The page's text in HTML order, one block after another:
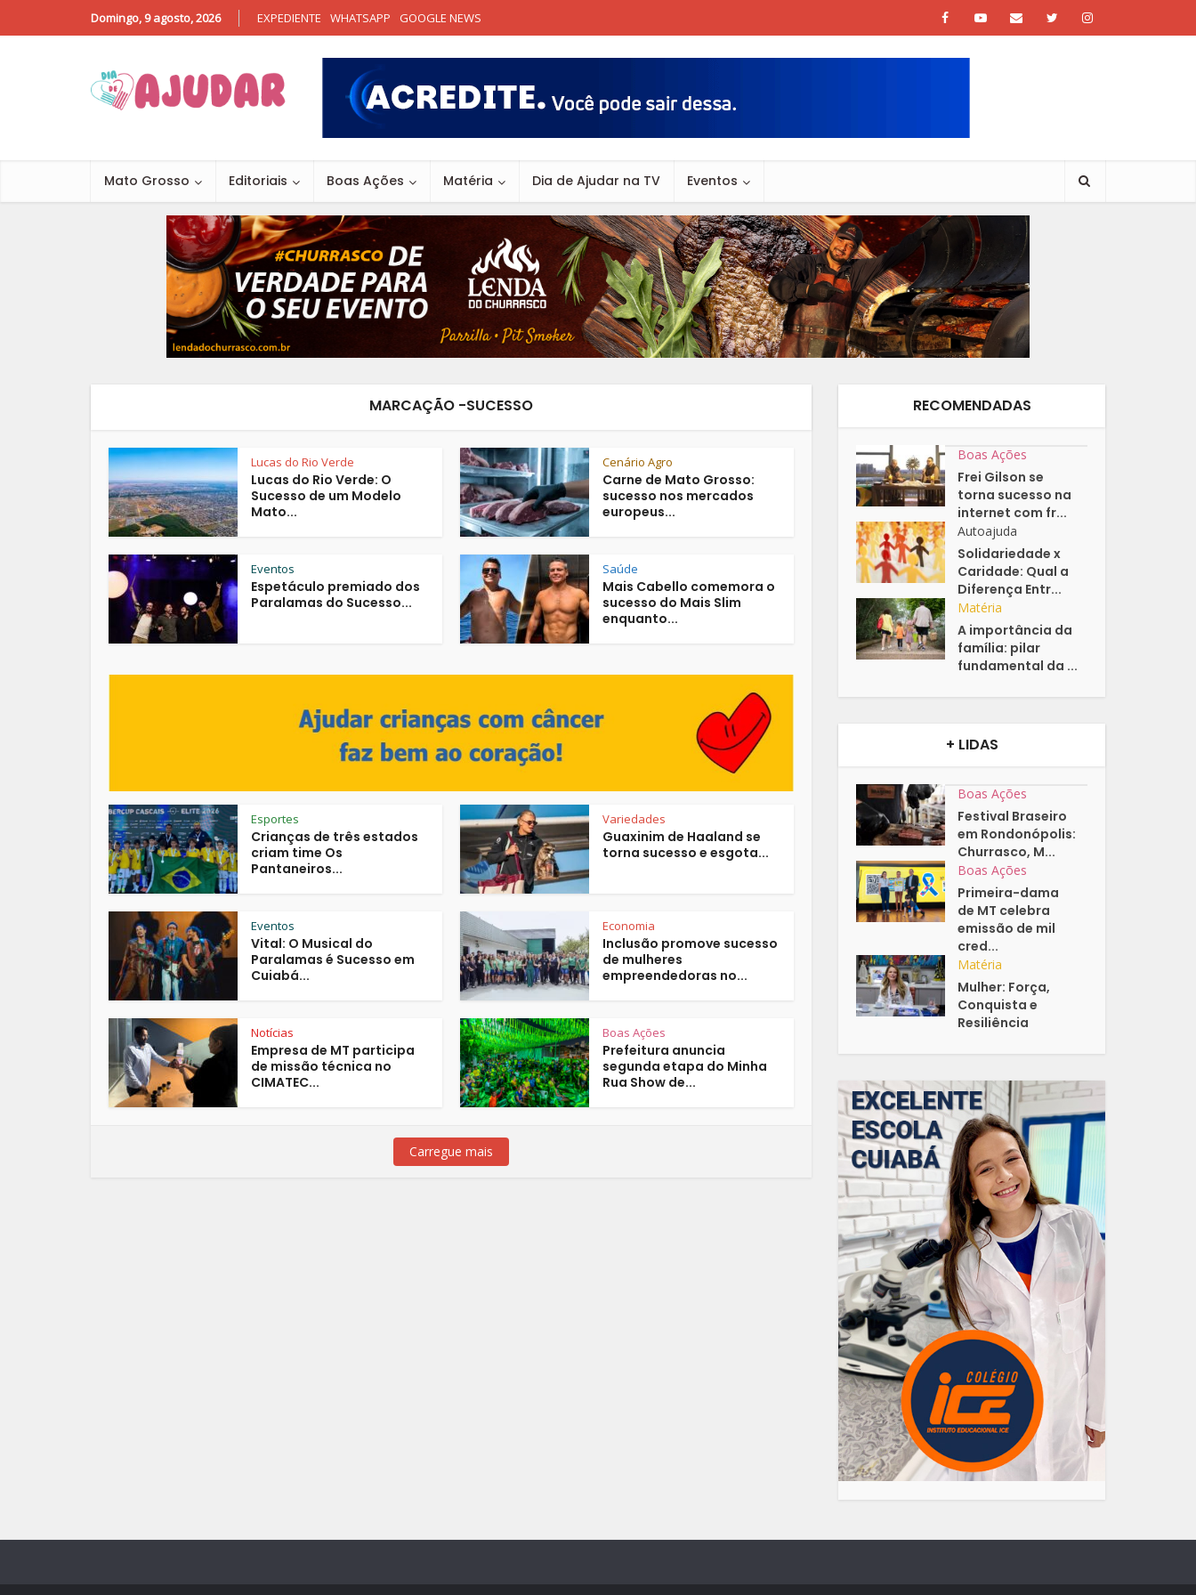
Domingo, 9 agosto, 2026 EXPEDIENTE WHATSAPP GOOGLE NEWS
Mato Grosso Editoriais Boas Ações Matéria Dia de Ajudar na TV Eventos
MARCAÇÃO -SUCESSO
Lucas do Rio Verde
Lucas do Rio Verde: O
Sucesso de um Modelo
Mato...
Cenário Agro
Carne de Mato Grosso:
sucesso nos mercados
europeus...
Eventos
Espetáculo premiado dos
Paralamas do Sucesso...
Saúde
Mais Cabello comemora o
sucesso do Mais Slim
enquanto...
Esportes
Crianças de três estados
criam time Os
Pantaneiros...
Variedades
Guaxinim de Haaland se
torna sucesso e esgota...
Eventos
Vital: O Musical do
Paralamas é Sucesso em
Cuiabá...
Economia
Inclusão promove sucesso
de mulheres
empreendedoras no...
Notícias
Empresa de MT participa
de missão técnica no
CIMATEC...
Boas Ações
Prefeitura anuncia
segunda etapa do Minha
Rua Show de...
Carregue mais
RECOMENDADAS
Boas Ações
Frei Gilson se
torna sucesso na
internet com fr...
Autoajuda
Solidariedade x
Caridade: Qual a
Diferença Entr...
Matéria
A importância da
família: pilar
fundamental da ...
+ LIDAS
Boas Ações
Festival Braseiro
em Rondonópolis:
Churrasco, M...
Boas Ações
Primeira-dama
de MT celebra
emissão de mil
cred...
Matéria
Mulher: Força,
Conquista e
Resiliência